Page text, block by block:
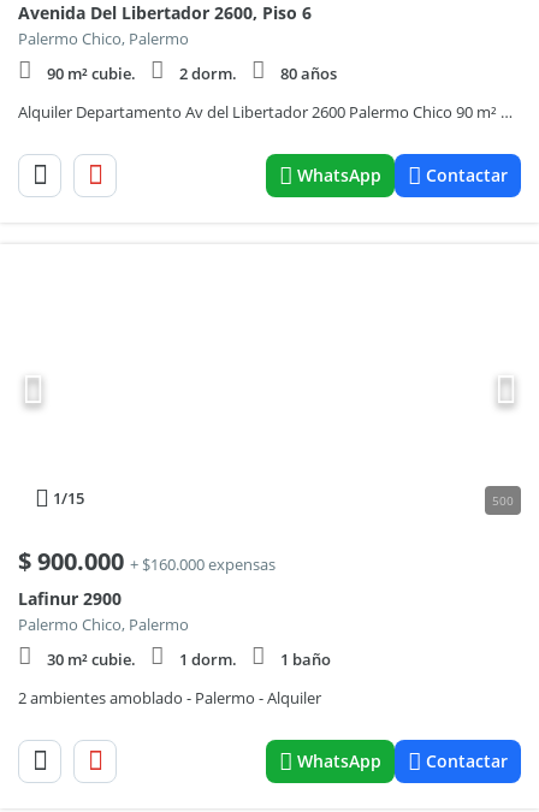
Avenida Del Libertador 2600, Piso 6
Palermo Chico, Palermo
90 m² cubie.
2 dorm.
80 años
Alquiler Departamento Av del Libertador 2600 Palermo Chico 90 m² Cochera
WhatsApp Contactar
1/15 500
$900.000 + $160.000 expensas
Lafinur 2900
Palermo Chico, Palermo
30 m² cubie.
1 dorm.
1 baño
2 ambientes amoblado - Palermo - Alquiler
WhatsApp Contactar